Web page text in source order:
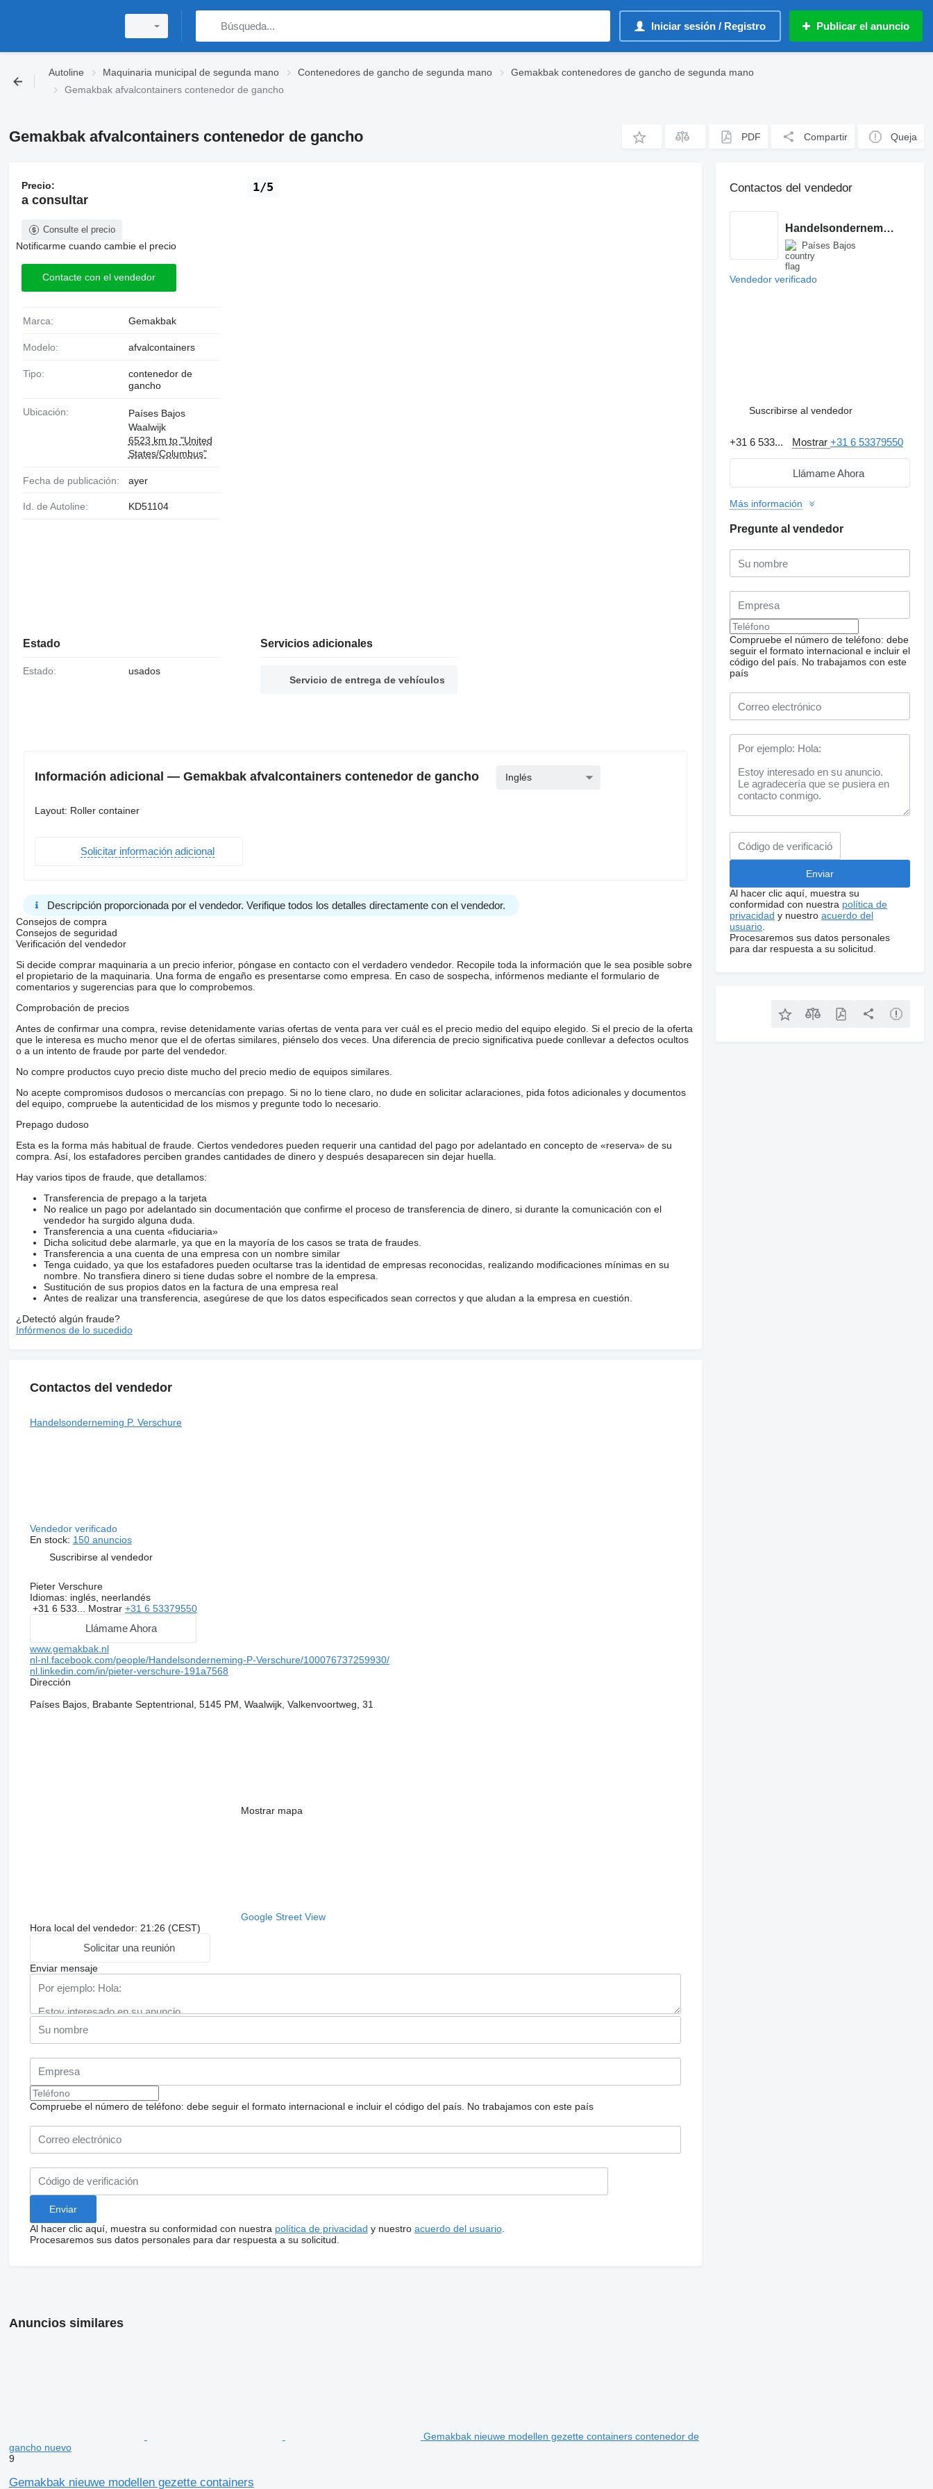
Iniciar sesión / Registro Publicar el anuncio
Autoline Maquinaria municipal de segunda mano Contenedores de gancho de segunda mano
Gemakbak contenedores de gancho de segunda mano
Gemakbak afvalcontainers contenedor de gancho
Gemakbak afvalcontainers contenedor de gancho PDF Compartir Queja
1/5
Precio:
a consultar
Consulte el precio
Notificarme cuando cambie el precio
Contacte con el vendedor
Marca: Gemakbak
Modelo: afvalcontainers
Tipo:
contenedor de
gancho
Ubicación:
Países Bajos
Waalwijk
6523 km to "United
States/Columbus"
Fecha de publicación: ayer
Id. de Autoline: KD51104
Estado
Estado: usados
Servicios adicionales
Servicio de entrega de vehículos
Información adicional — Gemakbak afvalcontainers contenedor de gancho Inglés
Layout: Roller container
Solicitar información adicional
Descripción proporcionada por el vendedor. Verifique todos los detalles directamente con el vendedor.
Consejos de compra
Consejos de seguridad
Verificación del vendedor
Si decide comprar maquinaria a un precio inferior, póngase en contacto con el verdadero vendedor. Recopile toda la información que le sea posible sobre
el propietario de la maquinaria. Una forma de engaño es presentarse como empresa. En caso de sospecha, infórmenos mediante el formulario de
comentarios y sugerencias para que lo comprobemos.
Comprobación de precios
Antes de confirmar una compra, revise detenidamente varias ofertas de venta para ver cuál es el precio medio del equipo elegido. Si el precio de la oferta
que le interesa es mucho menor que el de ofertas similares, piénselo dos veces. Una diferencia de precio significativa puede conllevar a defectos ocultos
o a un intento de fraude por parte del vendedor.
No compre productos cuyo precio diste mucho del precio medio de equipos similares.
No acepte compromisos dudosos o mercancías con prepago. Si no lo tiene claro, no dude en solicitar aclaraciones, pida fotos adicionales y documentos
del equipo, compruebe la autenticidad de los mismos y pregunte todo lo necesario.
Prepago dudoso
Esta es la forma más habitual de fraude. Ciertos vendedores pueden requerir una cantidad del pago por adelantado en concepto de «reserva» de su
compra. Así, los estafadores perciben grandes cantidades de dinero y después desaparecen sin dejar huella.
Hay varios tipos de fraude, que detallamos:
Transferencia de prepago a la tarjeta
No realice un pago por adelantado sin documentación que confirme el proceso de transferencia de dinero, si durante la comunicación con el
vendedor ha surgido alguna duda.
Transferencia a una cuenta «fiduciaria»
Dicha solicitud debe alarmarle, ya que en la mayoría de los casos se trata de fraudes.
Transferencia a una cuenta de una empresa con un nombre similar
Tenga cuidado, ya que los estafadores pueden ocultarse tras la identidad de empresas reconocidas, realizando modificaciones mínimas en su
nombre. No transfiera dinero si tiene dudas sobre el nombre de la empresa.
Sustitución de sus propios datos en la factura de una empresa real
Antes de realizar una transferencia, asegúrese de que los datos especificados sean correctos y que aludan a la empresa en cuestión.
¿Detectó algún fraude?
Infórmenos de lo sucedido
Contactos del vendedor
Handelsonderneming P. Verschure
Vendedor verificado
En stock: 150 anuncios
Suscribirse al vendedor
Pieter Verschure
Idiomas: inglés, neerlandés
+31 6 533... Mostrar +31 6 53379550
Llámame Ahora
www.gemakbak.nl
nl-nl.facebook.com/people/Handelsonderneming-P-Verschure/100076737259930/
nl.linkedin.com/in/pieter-verschure-191a7568
Dirección
Países Bajos, Brabante Septentrional, 5145 PM, Waalwijk, Valkenvoortweg, 31
Mostrar mapa
Google Street View
Hora local del vendedor: 21:26 (CEST)
Solicitar una reunión
Enviar mensaje
Compruebe el número de teléfono: debe seguir el formato internacional e incluir el código del país. No trabajamos con este país
Al hacer clic aquí, muestra su conformidad con nuestra política de privacidad y nuestro acuerdo del usuario.
Procesaremos sus datos personales para dar respuesta a su solicitud.
Contactos del vendedor
Handelsonderneming P. Verschure
Países Bajos
Vendedor verificado
Suscribirse al vendedor
+31 6 533... Mostrar+31 6 53379550
Llámame Ahora
Más información
Pregunte al vendedor
Compruebe el número de teléfono: debe
seguir el formato internacional e incluir el
código del país. No trabajamos con este
país
Al hacer clic aquí, muestra su
conformidad con nuestra política de
privacidad y nuestroacuerdo del
usuario
Procesaremos sus datos personales
para dar respuesta a su solicitud.
Anuncios similares
Gemakbak nieuwe modellen gezette containers contenedor de
gancho nuevo
9
Gemakbak nieuwe modellen gezette containers